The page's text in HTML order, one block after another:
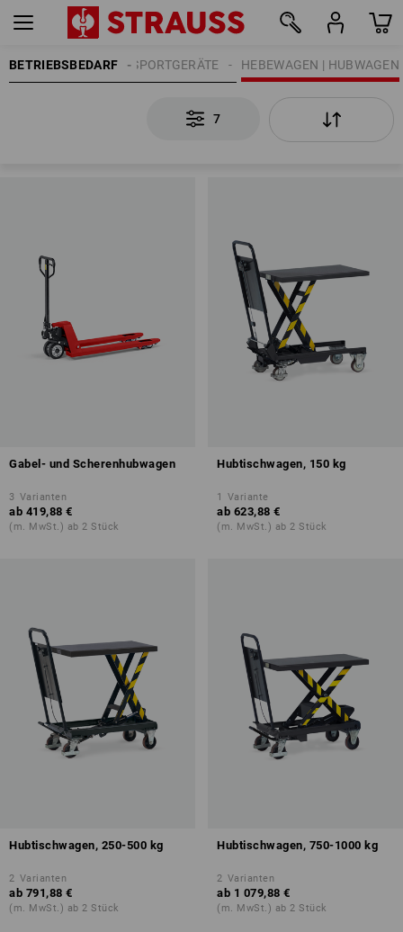
BETRIEBSBEDARF HEBEWAGEN | HUBWAGEN
TRANSPORTGERÄTE
7
Gabel- und Scherenhubwagen
3 Varianten
ab 419,88 €
(m. MwSt.) ab 2 Stück
Hubtischwagen, 150 kg
1 Variante
ab 623,88 €
(m. MwSt.) ab 2 Stück
Hubtischwagen, 250-500 kg
2 Varianten
ab 791,88 €
(m. MwSt.) ab 2 Stück
Hubtischwagen, 750-1000 kg
2 Varianten
ab 1 079,88 €
(m. MwSt.) ab 2 Stück